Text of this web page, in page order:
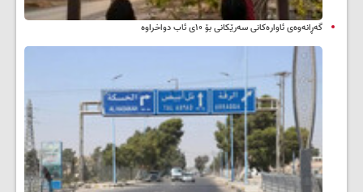
گەڕانەوەی ئاوارەکانی سەرێکانی بۆ ۱۰ی ئاب دواخراوە